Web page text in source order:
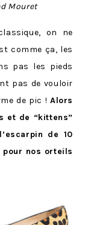
Mouret
on ne
comme ça, les
pas les pieds
pas de vouloir
de pic ! Alors
et de “kittens”
de 10
pour nos orteils